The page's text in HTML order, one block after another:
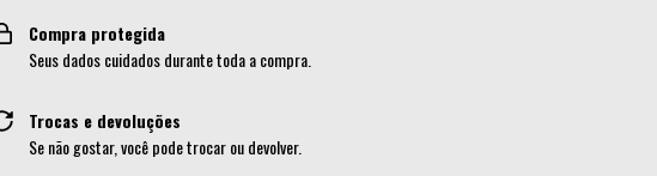
Compra protegida
Seus dados cuidados durante toda a compra.
Trocas e devoluções
Se não gostar, você pode trocar ou devolver.